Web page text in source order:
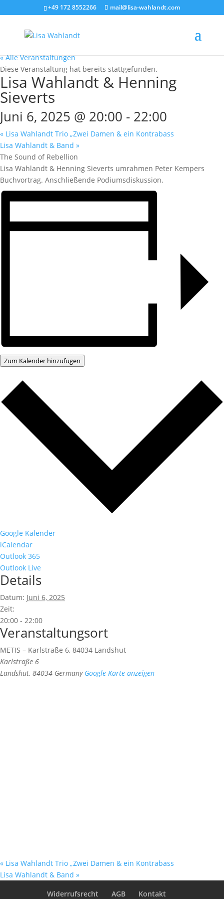
+49 172 8552266 mail@lisa-wahlandt.com
« Alle Veranstaltungen
Diese Veranstaltung hat bereits stattgefunden.
Lisa Wahlandt & Henning
Sieverts
Juni 6, 2025 @ 20:00 - 22:00
« Lisa Wahlandt Trio „Zwei Damen & ein Kontrabass
Lisa Wahlandt & Band »
The Sound of Rebellion
Lisa Wahlandt & Henning Sieverts umrahmen Peter Kempers
Buchvortrag. Anschließende Podiumsdiskussion.
Zum Kalender hinzufügen
Google Kalender
iCalendar
Outlook 365
Outlook Live
Details
Datum: Juni 6, 2025
Zeit:
20:00 - 22:00
Veranstaltungsort
METIS – Karlstraße 6, 84034 Landshut
Karlstraße 6
Landshut, 84034 Germany Google Karte anzeigen
« Lisa Wahlandt Trio „Zwei Damen & ein Kontrabass
Lisa Wahlandt & Band »
Widerrufsrecht
AGB Kontakt